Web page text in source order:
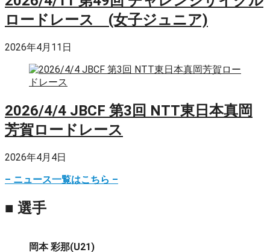
ロードレース (女子ジュニア)
2026年4月11日
2026/4/4 JBCF 第3回 NTT東日本真岡
芳賀ロードレース
2026年4月4日
– ニュース一覧はこちら –
■ 選手
岡本 彩那(U21)